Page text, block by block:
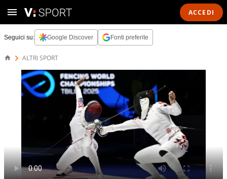
ACCEDI
Seguici su: Google Discover Fonti preferite
ALTRI SPORT